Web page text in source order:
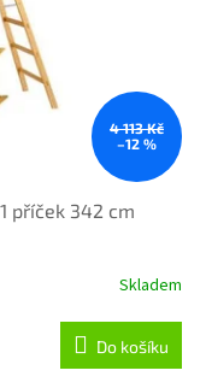
4 113 Kč
–12 %
příček 342 cm
Skladem
Do košíku